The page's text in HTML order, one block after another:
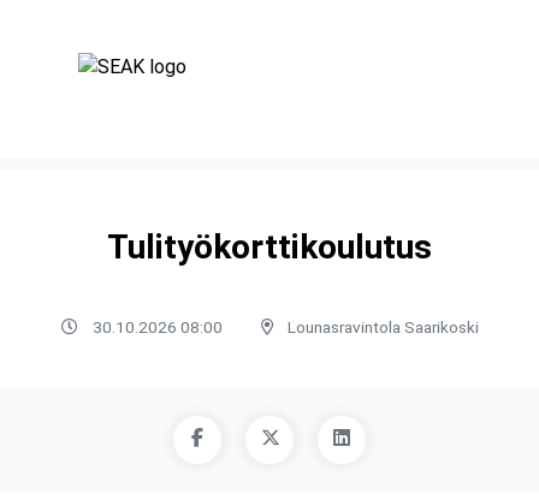
Tulityökorttikoulutus
30.10.2026 08:00 Lounasravintola Saarikoski